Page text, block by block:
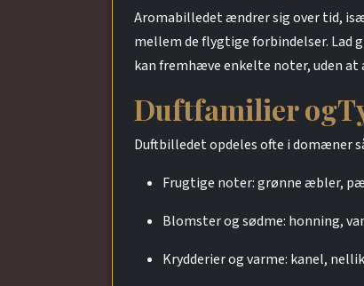
Aromabilledet ændrer sig over tid,
mellem de flygtige forbindelser. Lad
kan fremhæve enkelte noter, uden
Duftfamilier
Duftbilledet opdeles ofte i domæner
Frugtige noter: grønne æbler,
Blomster og sødme: honning,
Krydderier og varme: kanel,